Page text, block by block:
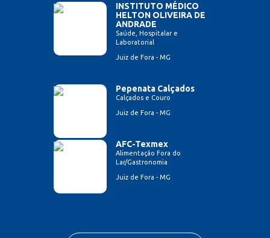
INSTITUTO MÉDICO
HELTON OLIVEIRA DE
ANDRADE
Saúde, Hospitalar e
Laboratorial
Juiz de Fora - MG
Pepenata Calçados
Calçados e Couro
Juiz de Fora - MG
AFC-Texmex
Alimentação Fora do
Lar/Gastronomia
Juiz de Fora - MG